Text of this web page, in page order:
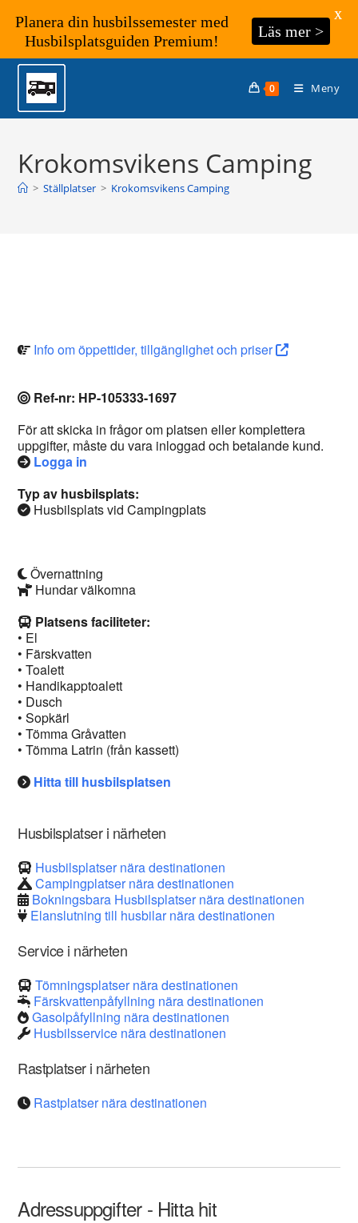
Hoppa
innehållet
0 Meny
Krokomsvikens Camping
> Ställplatser > Krokomsvikens Camping
Info om öppettider, tillgänglighet och priser
Ref-nr: HP-105333-1697
För att skicka in frågor om platsen eller komplettera
uppgifter, måste du vara inloggad och betalande kund.
Logga in
Typ av husbilsplats:
Husbilsplats vid Campingplats
Övernattning
Hundar välkomna
Platsens faciliteter:
• El
• Färskvatten
• Toalett
• Handikapptoalett
• Dusch
• Sopkärl
• Tömma Gråvatten
• Tömma Latrin (från kassett)
Hitta till husbilsplatsen
Husbilsplatser i närheten
Husbilsplatser nära destinationen
Campingplatser nära destinationen
Bokningsbara Husbilsplatser nära destinationen
Elanslutning till husbilar nära destinationen
Service i närheten
Tömningsplatser nära destinationen
Färskvattenpåfyllning nära destinationen
Gasolpåfyllning nära destinationen
Husbilsservice nära destinationen
Rastplatser i närheten
Rastplatser nära destinationen
Adressuppgifter - Hitta hit
Planera din husbilssemester med
Husbilsplatsguiden Premium!
Läs mer >
X